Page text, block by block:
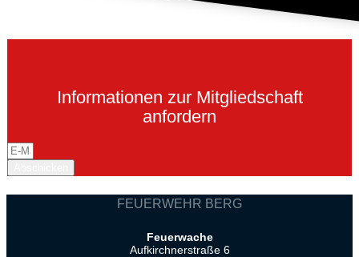
Informationen zur Mitgliedschaft
anfordern
FEUERWEHR BERG
Feuerwache
Aufkirchnerstraße 6